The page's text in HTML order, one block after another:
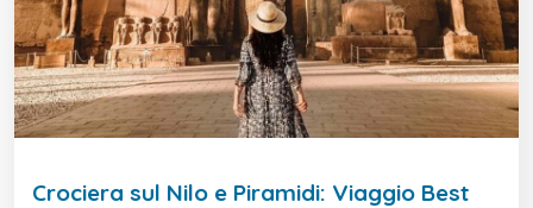
Crociera sul Nilo e Piramidi: Viaggio Best